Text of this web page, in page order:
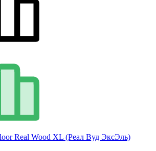
Real Wood XL (Реал Вуд ЭксЭль)